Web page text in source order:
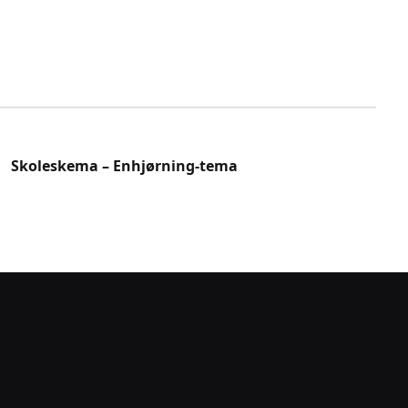
Skoleskema – Enhjørning-tema